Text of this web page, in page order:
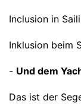
Inclusion in
Inklusion beim
- Und dem
Das ist der